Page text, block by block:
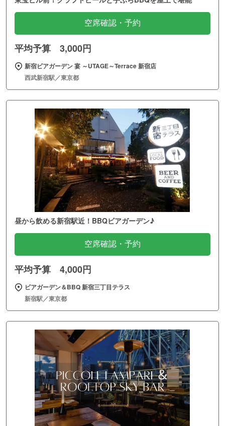
空席確認・予約
平均予算 3,000円
新宿ビアガーデン 宴 ～UTAGE～Terrace 新宿店
西武新宿駅／東京都
昼から飲める新宿駅近！BBQビアガーデン♪
空席確認・予約
平均予算 4,000円
ビアガーデン＆BBQ 新宿三丁目テラス
新宿駅／東京都